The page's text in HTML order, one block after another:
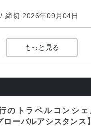
締切:2026年09月04日
もっと見る
のトラベルコンシェ
ローバルアシスタンス】